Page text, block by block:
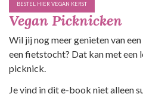
BESTEL HIER VEGAN KERST
Vegan Picknicken
Wil jij nog meer genieten van
een fietstocht? Dat kan met een
picknick.
Je vind in dit e-book niet alleen